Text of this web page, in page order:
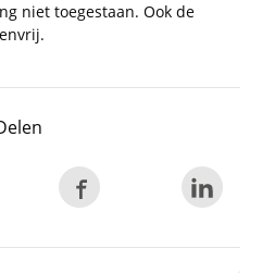
niet toegestaan. Ook de